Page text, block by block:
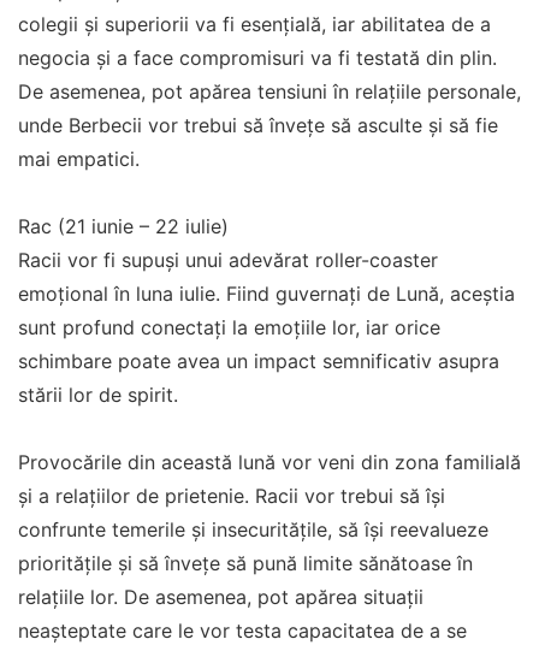
colegii și superiorii va fi esențială, iar abilitatea de a
negocia și a face compromisuri va fi testată din plin.
De asemenea, pot apărea tensiuni în relațiile personale,
unde Berbecii vor trebui să învețe să asculte și să fie
mai empatici.
Rac (21 iunie – 22 iulie)
Racii vor fi supuși unui adevărat roller-coaster
emoțional în luna iulie. Fiind guvernați de Lună, aceștia
sunt profund conectați la emoțiile lor, iar orice
schimbare poate avea un impact semnificativ asupra
stării lor de spirit.
Provocările din această lună vor veni din zona familială
și a relațiilor de prietenie. Racii vor trebui să își
confrunte temerile și insecuritățile, să își reevalueze
prioritățile și să învețe să pună limite sănătoase în
relațiile lor. De asemenea, pot apărea situații
neașteptate care le vor testa capacitatea de a se